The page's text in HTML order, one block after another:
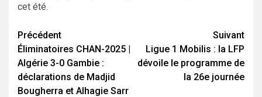
cet été.
Navigation
d’article
Précédent
Éliminatoires CHAN-2025 |
Algérie 3-0 Gambie :
déclarations de Madjid
Bougherra et Alhagie Sarr
Suivant
Ligue 1 Mobilis : la LFP
dévoile le programme de
la 26e journée